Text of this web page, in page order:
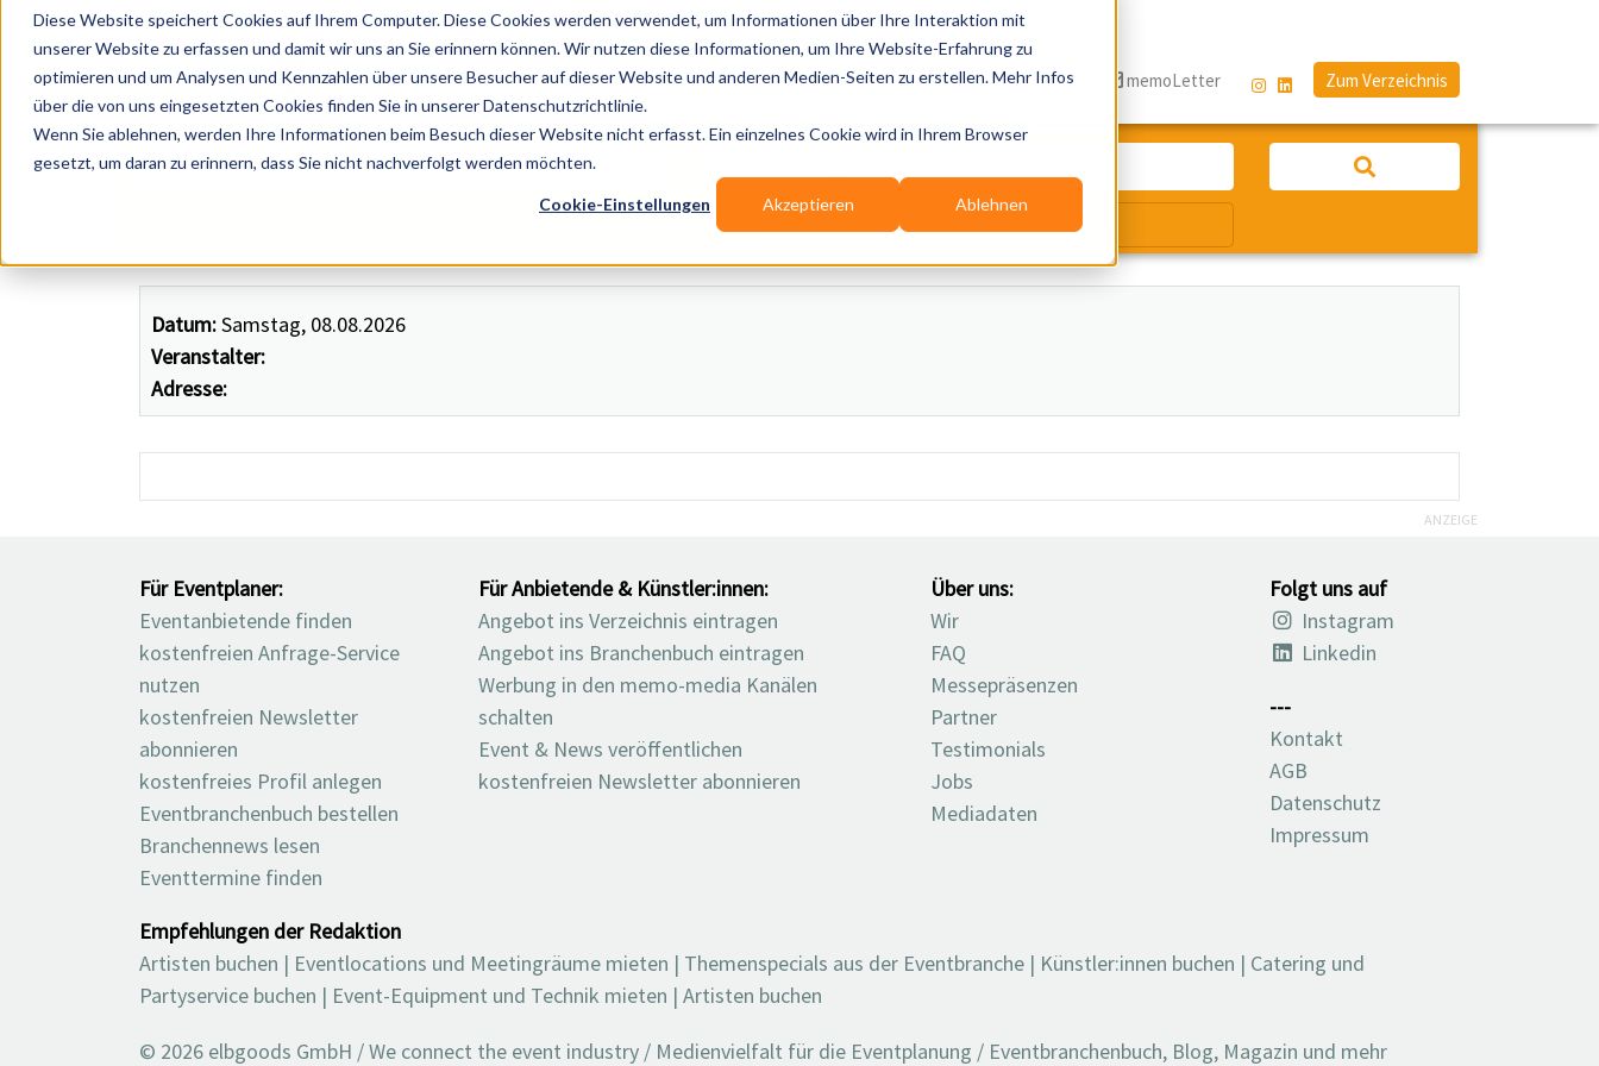
Diese Website speichert Cookies auf Ihrem Computer. Diese Cookies werden verwendet, um Informationen über Ihre Interaktion mit
unserer Website zu erfassen und damit wir uns an Sie erinnern können. Wir nutzen diese Informationen, um Ihre Website-Erfahrung zu
optimieren und um Analysen und Kennzahlen über unsere Besucher auf dieser Website und anderen Medien-Seiten zu erstellen. Mehr Infos
über die von uns eingesetzten Cookies finden Sie in unserer Datenschutzrichtlinie.
Wenn Sie ablehnen, werden Ihre Informationen beim Besuch dieser Website nicht erfasst. Ein einzelnes Cookie wird in Ihrem Browser
gesetzt, um daran zu erinnern, dass Sie nicht nachverfolgt werden möchten.
Cookie-Einstellungen Akzeptieren Ablehnen
Datum:Samstag, 08.08.2026
Veranstalter:
Adresse:
Publikationen Branchen-Infos Services Blog memoLetter Zum Verzeichnis
Künstler, Zelte, Bands, Catering, ...
Wir suchen für Dich
ANZEIGE
Für Eventplaner:
Eventanbietende finden
kostenfreien Anfrage-Service
nutzen
kostenfreien Newsletter
abonnieren
kostenfreies Profil anlegen
Eventbranchenbuch bestellen
Branchennews lesen
Eventtermine finden
Für Anbietende & Künstler:innen:
Angebot ins Verzeichnis eintragen
Angebot ins Branchenbuch eintragen
Werbung in den memo-media Kanälen
schalten
Event & News veröffentlichen
kostenfreien Newsletter abonnieren
Über uns:
Wir
FAQ
Messepräsenzen
Partner
Testimonials
Jobs
Mediadaten
Folgt uns auf
Instagram
Linkedin
---
Kontakt
AGB
Datenschutz
Impressum
Empfehlungen der Redaktion
Artisten buchen | Eventlocations und Meetingräume mieten | Themenspecials aus der Eventbranche | Künstler:innen buchen | Catering und
Partyservice buchen | Event-Equipment und Technik mieten | Artisten buchen
© 2026 elbgoods GmbH / We connect the event industry / Medienvielfalt für die Eventplanung / Eventbranchenbuch, Blog, Magazin und mehr